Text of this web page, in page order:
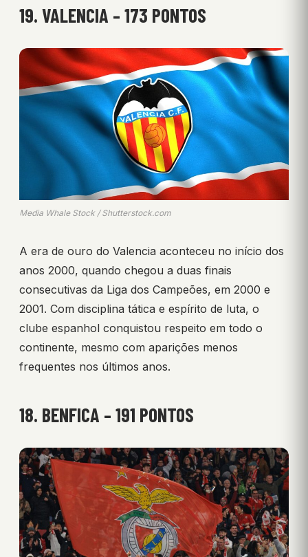
19. VALENCIA – 173 PONTOS
Media Whale Stock / Shutterstock.com
A era de ouro do Valencia aconteceu no início dos
anos 2000, quando chegou a duas finais
consecutivas da Liga dos Campeões, em 2000 e
2001. Com disciplina tática e espírito de luta, o
clube espanhol conquistou respeito em todo o
continente, mesmo com aparições menos
frequentes nos últimos anos.
18. BENFICA – 191 PONTOS